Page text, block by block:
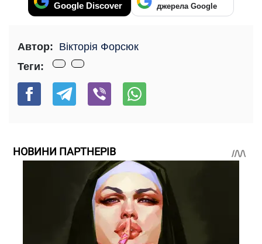
Google Discover джерела Google
Автор: Вікторія Форсюк
Теги:
НОВИНИ ПАРТНЕРІВ